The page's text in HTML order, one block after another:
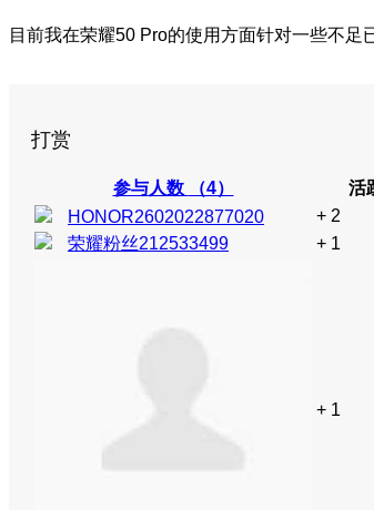
目前我在荣耀50 Pro的使用方面针对一些不足
打赏
参与人数 （4） 活
HONOR2602022877020
+ 2
荣耀粉丝212533499
+ 1
+ 1